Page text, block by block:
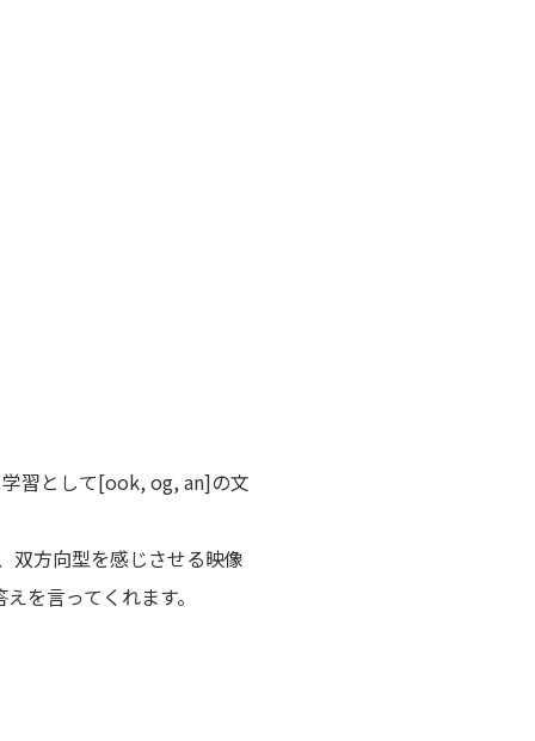
習として[ook, og, an]の文
双方向型を感じさせる映像
を言ってくれます。